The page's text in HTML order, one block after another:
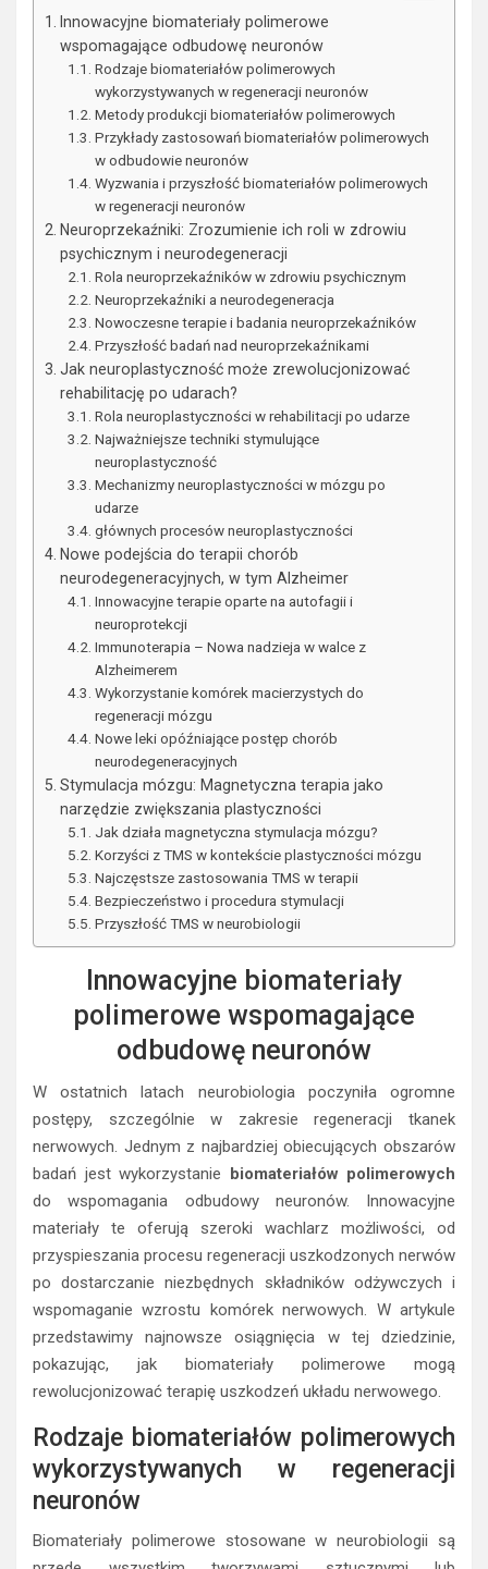
Innowacyjne biomateriały polimerowe
wspomagające odbudowę neuronów
Rodzaje biomateriałów polimerowych
wykorzystywanych w regeneracji neuronów
Metody produkcji biomateriałów polimerowych
Przykłady zastosowań biomateriałów polimerowych
w odbudowie neuronów
Wyzwania i przyszłość biomateriałów polimerowych
w regeneracji neuronów
Neuroprzekaźniki: Zrozumienie ich roli w zdrowiu
psychicznym i neurodegeneracji
Rola neuroprzekaźników w zdrowiu psychicznym
Neuroprzekaźniki a neurodegeneracja
Nowoczesne terapie i badania neuroprzekaźników
Przyszłość badań nad neuroprzekaźnikami
Jak neuroplastyczność może zrewolucjonizować
rehabilitację po udarach?
Rola neuroplastyczności w rehabilitacji po udarze
Najważniejsze techniki stymulujące
neuroplastyczność
Mechanizmy neuroplastyczności w mózgu po
udarze
głównych procesów neuroplastyczności
Nowe podejścia do terapii chorób
neurodegeneracyjnych, w tym Alzheimer
Innowacyjne terapie oparte na autofagii i
neuroprotekcji
Immunoterapia – Nowa nadzieja w walce z
Alzheimerem
Wykorzystanie komórek macierzystych do
regeneracji mózgu
Nowe leki opóźniające postęp chorób
neurodegeneracyjnych
Stymulacja mózgu: Magnetyczna terapia jako
narzędzie zwiększania plastyczności
Jak działa magnetyczna stymulacja mózgu?
Korzyści z TMS w kontekście plastyczności mózgu
Najczęstsze zastosowania TMS w terapii
Bezpieczeństwo i procedura stymulacji
Przyszłość TMS w neurobiologii
Innowacyjne biomateriały
polimerowe wspomagające
odbudowę neuronów
W ostatnich latach neurobiologia poczyniła ogromne
postępy, szczególnie w zakresie regeneracji tkanek
nerwowych. Jednym z najbardziej obiecujących obszarów
badań jest wykorzystanie
biomateriałów polimerowych
do wspomagania odbudowy neuronów. Innowacyjne
materiały te oferują szeroki wachlarz możliwości, od
przyspieszania procesu regeneracji uszkodzonych nerwów
po dostarczanie niezbędnych składników odżywczych i
wspomaganie wzrostu komórek nerwowych. W artykule
przedstawimy najnowsze osiągnięcia w tej dziedzinie,
pokazując, jak biomateriały polimerowe mogą
rewolucjonizować terapię uszkodzeń układu nerwowego.
Rodzaje biomateriałów polimerowych
wykorzystywanych w regeneracji
neuronów
Biomateriały polimerowe stosowane w neurobiologii są